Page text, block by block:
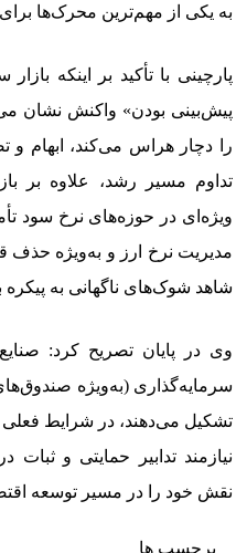
به یکی از مهم‌ترین محرک‌ها
پارچینی با تأکید بر اینکه
پیش‌بینی بودن» واکنش نشان
را دچار هراس می‌کند، ابهام
تداوم مسیر رشد، علاوه بر
ویژه‌ای در حوزه‌های نرخ سود
مدیریت نرخ ارز و به‌ویژه حذف
شاهد شوک‌های ناگهانی به پیکره
وی در پایان تصریح کرد:
سرمایه‌گذاری (به‌ویژه
تشکیل می‌دهند، در شرایط فعلی
نیازمند تدابیر حمایتی و ثبات
نقش خود را در مسیر توسعه
برچسب ها